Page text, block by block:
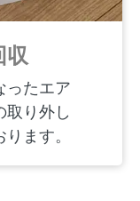
収
ったエア
取り外し
ます。